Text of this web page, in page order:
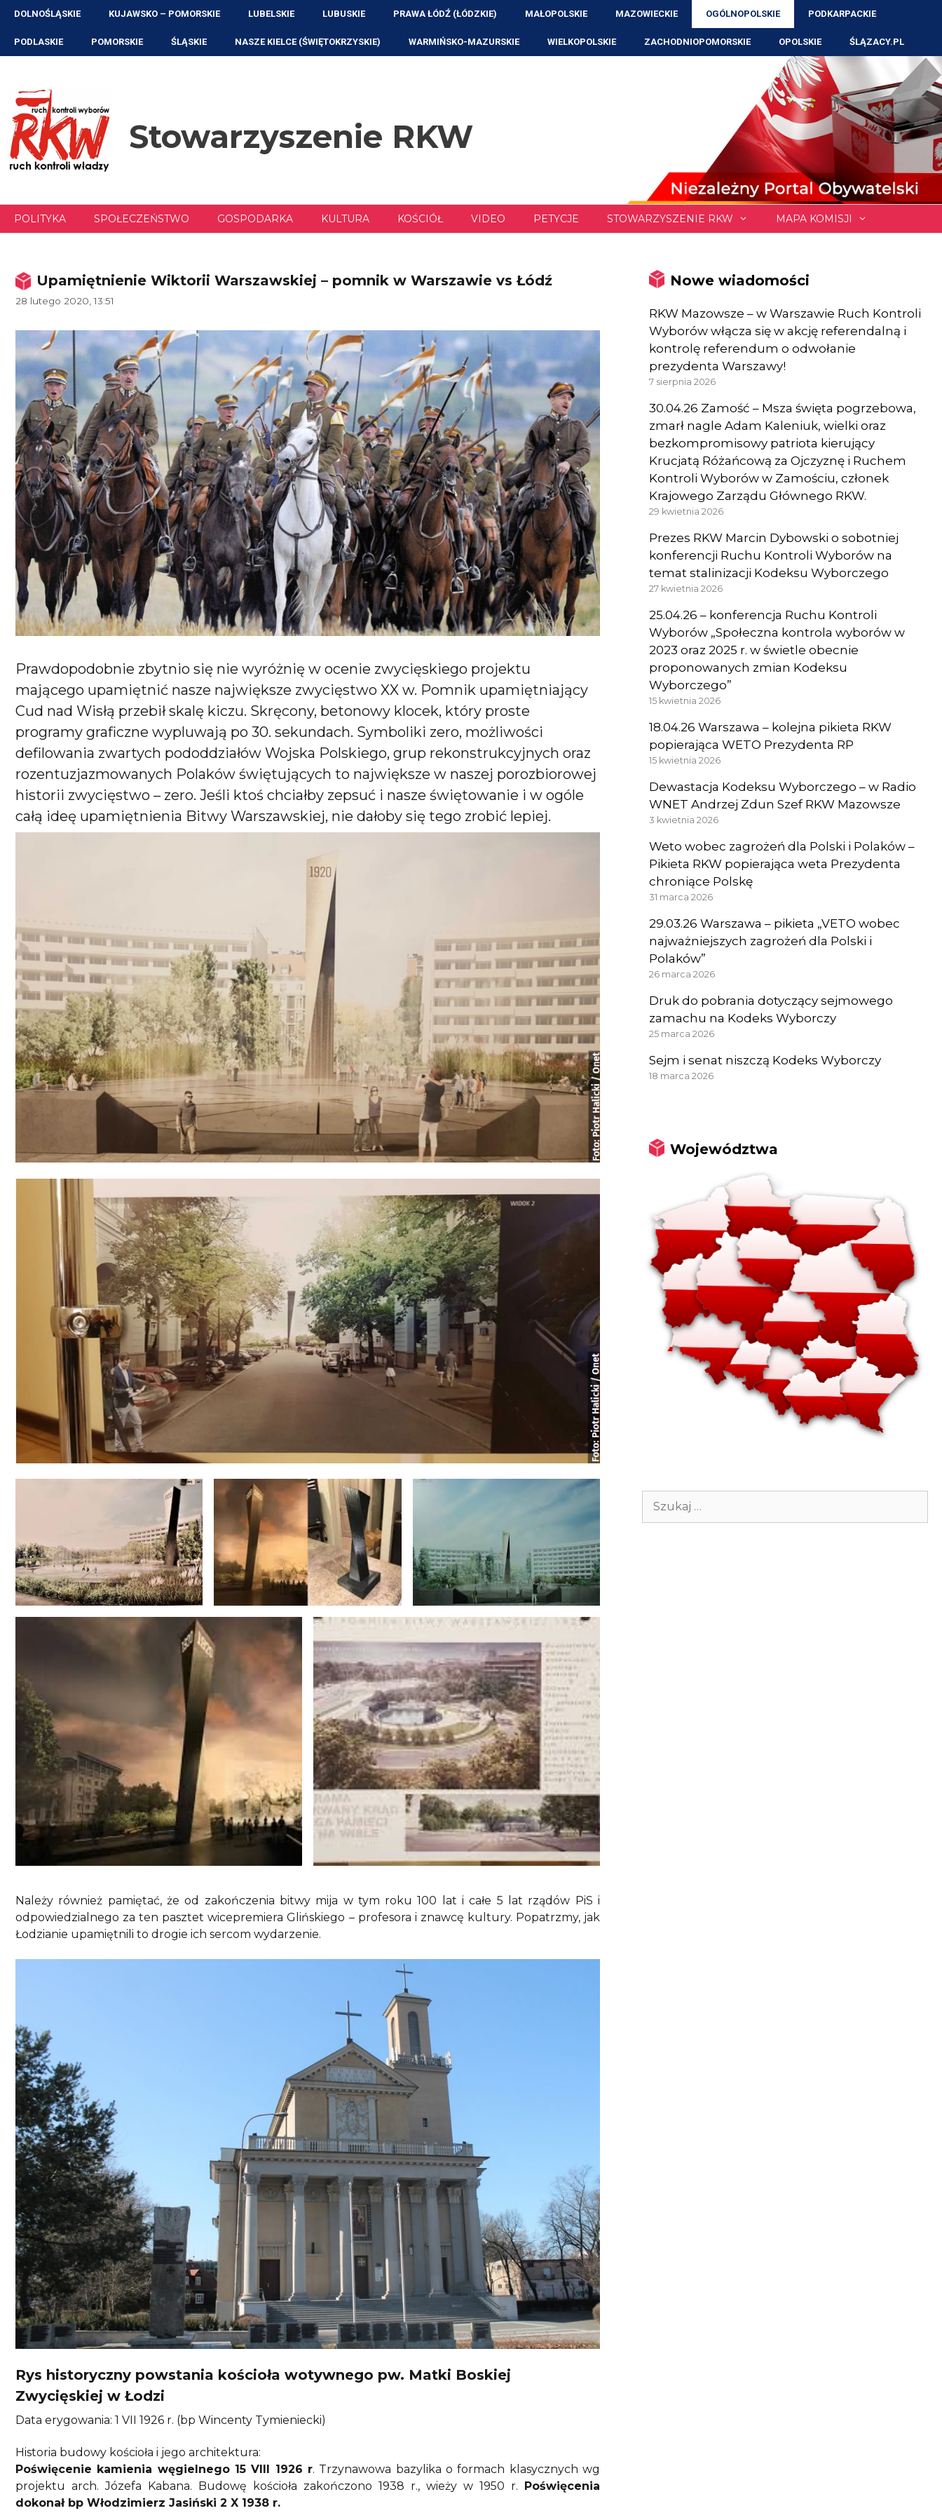
Przejdź
treści
DOLNOŚLĄSKIE KUJAWSKO – POMORSKIE LUBELSKIE LUBUSKIE PRAWA ŁÓDŹ (ŁÓDZKIE) MAŁOPOLSKIE MAZOWIECKIE OGÓLNOPOLSKIE PODKARPACKIE
PODLASKIE POMORSKIE ŚLĄSKIE NASZE KIELCE (ŚWIĘTOKRZYSKIE) WARMIŃSKO-MAZURSKIE WIELKOPOLSKIE ZACHODNIOPOMORSKIE OPOLSKIE ŚLĄZACY.PL
Stowarzyszenie RKW
POLITYKA SPOŁECZEŃSTWO GOSPODARKA KULTURA KOŚCIÓŁ VIDEO PETYCJE STOWARZYSZENIE RKW MAPA KOMISJI
Upamiętnienie Wiktorii Warszawskiej – pomnik w Warszawie vs Łódź
28 lutego 2020, 13:51
Prawdopodobnie zbytnio się nie wyróżnię w ocenie zwycięskiego projektu
mającego upamiętnić nasze największe zwycięstwo XX w. Pomnik upamiętniający
Cud nad Wisłą przebił skalę kiczu. Skręcony, betonowy klocek, który proste
programy graficzne wypluwają po 30. sekundach. Symboliki zero, możliwości
defilowania zwartych pododdziałów Wojska Polskiego, grup rekonstrukcyjnych oraz
rozentuzjazmowanych Polaków świętujących to największe w naszej porozbiorowej
historii zwycięstwo – zero. Jeśli ktoś chciałby zepsuć i nasze świętowanie i w ogóle
całą ideę upamiętnienia Bitwy Warszawskiej, nie dałoby się tego zrobić lepiej.
Należy również pamiętać, że od zakończenia bitwy mija w tym roku 100 lat i całe 5 lat rządów PiS i
odpowiedzialnego za ten pasztet wicepremiera Glińskiego – profesora i znawcę kultury. Popatrzmy, jak
Łodzianie upamiętnili to drogie ich sercom wydarzenie.
Rys historyczny powstania kościoła wotywnego pw. Matki Boskiej
Zwycięskiej w Łodzi
Data erygowania: 1 VII 1926 r. (bp Wincenty Tymieniecki)
Historia budowy kościoła i jego architektura:
Poświęcenie kamienia węgielnego 15 VIII 1926 r. Trzynawowa bazylika o formach klasycznych wg
projektu arch. Józefa Kabana. Budowę kościoła zakończono 1938 r., wieży w 1950 r.
Poświęcenia
dokonał bp Włodzimierz Jasiński 2 X 1938 r.
Nowe wiadomości
RKW Mazowsze – w Warszawie Ruch Kontroli
Wyborów włącza się w akcję referendalną i
kontrolę referendum o odwołanie
prezydenta Warszawy!
7 sierpnia 2026
30.04.26 Zamość – Msza święta pogrzebowa,
zmarł nagle Adam Kaleniuk, wielki oraz
bezkompromisowy patriota kierujący
Krucjatą Różańcową za Ojczyznę i Ruchem
Kontroli Wyborów w Zamościu, członek
Krajowego Zarządu Głównego RKW.
29 kwietnia 2026
Prezes RKW Marcin Dybowski o sobotniej
konferencji Ruchu Kontroli Wyborów na
temat stalinizacji Kodeksu Wyborczego
27 kwietnia 2026
25.04.26 – konferencja Ruchu Kontroli
Wyborów „Społeczna kontrola wyborów w
2023 oraz 2025 r. w świetle obecnie
proponowanych zmian Kodeksu
Wyborczego”
15 kwietnia 2026
18.04.26 Warszawa – kolejna pikieta RKW
popierająca WETO Prezydenta RP
15 kwietnia 2026
Dewastacja Kodeksu Wyborczego – w Radio
WNET Andrzej Zdun Szef RKW Mazowsze
3 kwietnia 2026
Weto wobec zagrożeń dla Polski i Polaków –
Pikieta RKW popierająca weta Prezydenta
chroniące Polskę
31 marca 2026
29.03.26 Warszawa – pikieta „VETO wobec
najważniejszych zagrożeń dla Polski i
Polaków”
26 marca 2026
Druk do pobrania dotyczący sejmowego
zamachu na Kodeks Wyborczy
25 marca 2026
Sejm i senat niszczą Kodeks Wyborczy
18 marca 2026
Województwa
Szukaj: